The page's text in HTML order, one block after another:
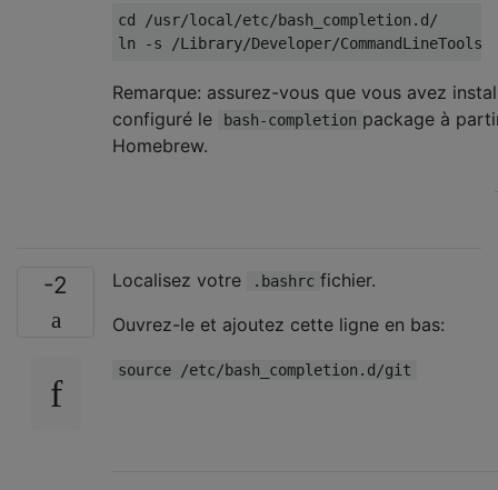
cd /usr/local /etc/bash_completion . d/
ln
-s /Library/Developer/CommandLineTools
Remarque: assurez-vous que vous avez
configuré le
bash-completion package à
Homebrew.
-2 Localisez votre .bashrc fichier.
Ouvrez-le et ajoutez cette ligne en bas:
source /etc/bash_completion.d/git